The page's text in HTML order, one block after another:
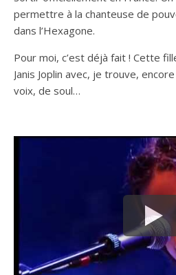
permettre à la chanteuse de
dans l’Hexagone.
Pour moi, c’est déjà fait ! Cette
Janis Joplin avec, je trouve,
voix, de soul…